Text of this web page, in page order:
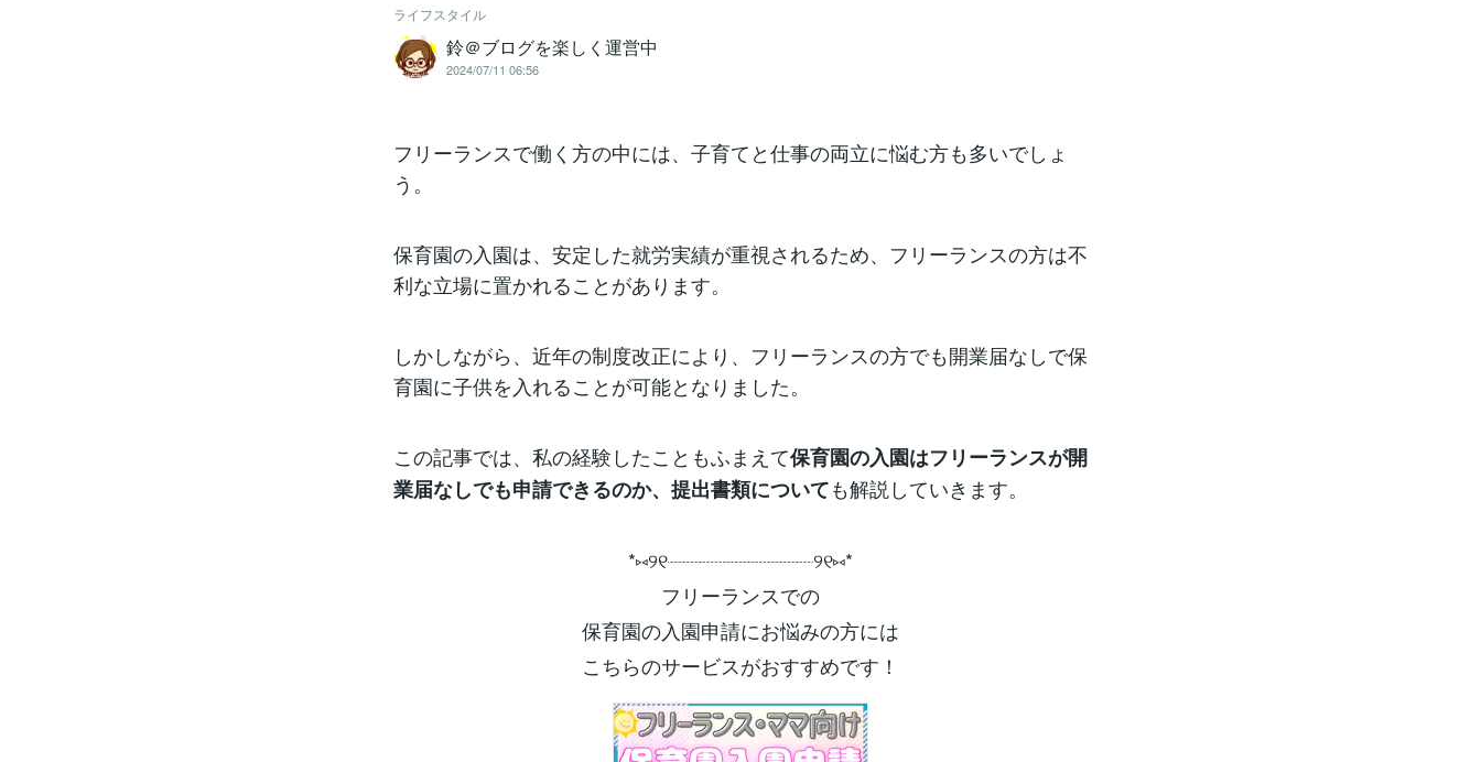
ライフスタイル
鈴＠ブログを楽しく運営中
2024/07/11 06:56
フリーランスで働く方の中には、子育てと仕事の両立に悩む方も多いでしょ
う。
保育園の入園は、安定した就労実績が重視されるため、フリーランスの方は不
利な立場に置かれることがあります。
しかしながら、近年の制度改正により、フリーランスの方でも開業届なしで保
育園に子供を入れることが可能となりました。
この記事では、私の経験したこともふまえて保育園の入園はフリーランスが開
業届なしでも申請できるのか、提出書類についても解説していきます。
*⑅︎୨୧┈︎┈︎┈︎┈︎┈︎┈︎┈┈︎┈︎┈︎┈︎┈︎୨୧⑅︎*
フリーランスでの
保育園の入園申請にお悩みの方には
こちらのサービスがおすすめです！